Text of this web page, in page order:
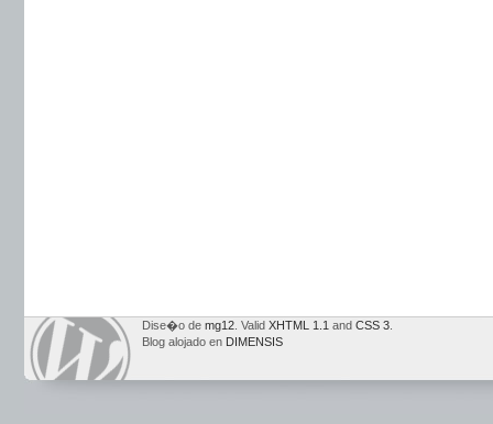
Dise�o de mg12 . Valid XHTML 1.1 and CSS 3
Blog alojado en DIMENSIS